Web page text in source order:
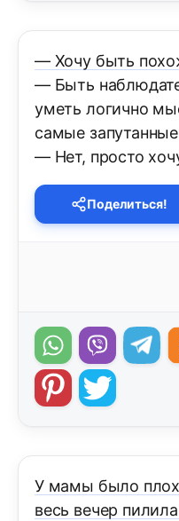
— Хочу быть
— Быть
уметь логично
самые
— Нет, просто
Поделиться!
У мамы было
весь вечер